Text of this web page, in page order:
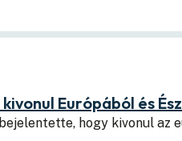
kivonul Európából és
hogy kivonul az